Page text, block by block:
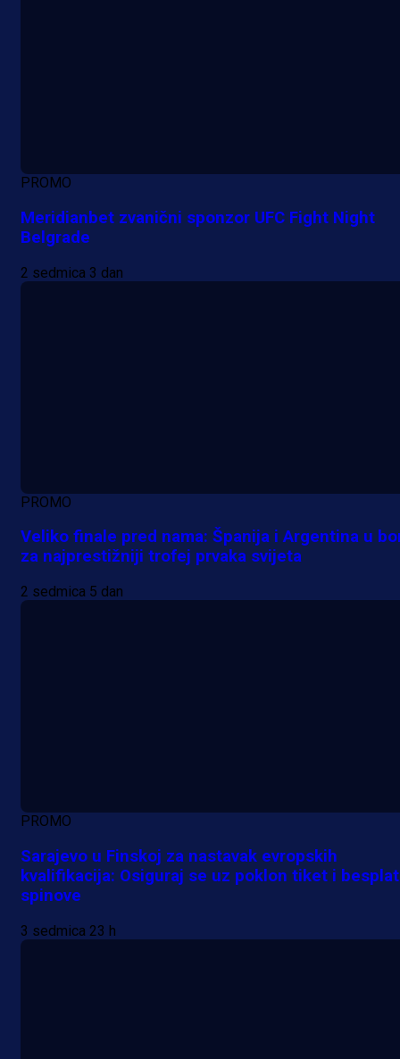
MrBit: Isprati kvalifikacije za
bonus dobrodošlice!
PROMO
Meridianbet zvanični sponzor UFC Fight Night
Belgrade
2 sedmica 3 dan
PROMO
Veliko finale pred nama: Španija i Argentina u
za najprestižniji trofej prvaka svijeta
2 sedmica 5 dan
PROMO
Sarajevo u Finskoj za nastavak evropskih
kvalifikacija: Osiguraj se uz poklon tiket i
spinove
3 sedmica 23 h